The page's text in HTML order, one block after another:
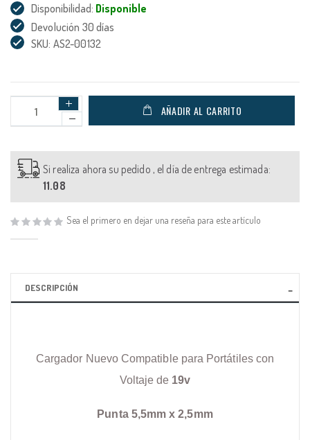
Disponibilidad: Disponible
Devolución 30 días
SKU: AS2-00132
AÑADIR AL CARRITO
Si realiza ahora su pedido , el día de entrega estimada:
11.08
Sea el primero en dejar una reseña para este artículo
DESCRIPCIÓN
Cargador Nuevo Compatible para Portátiles con
Voltaje de 19v
Punta 5,5mm x 2,5mm